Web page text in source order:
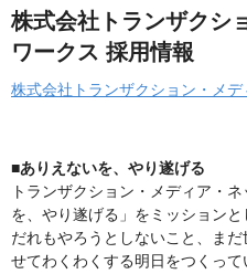
株式会社トランザクシ
ワークス 採用情報
株式会社トランザクション・メ
■ありえないを、やり遂げる
トランザクション・メディア・
を、やり遂げる」をミッションと
だれもやろうとしないこと、ま
せてわくわくする明日をつくって